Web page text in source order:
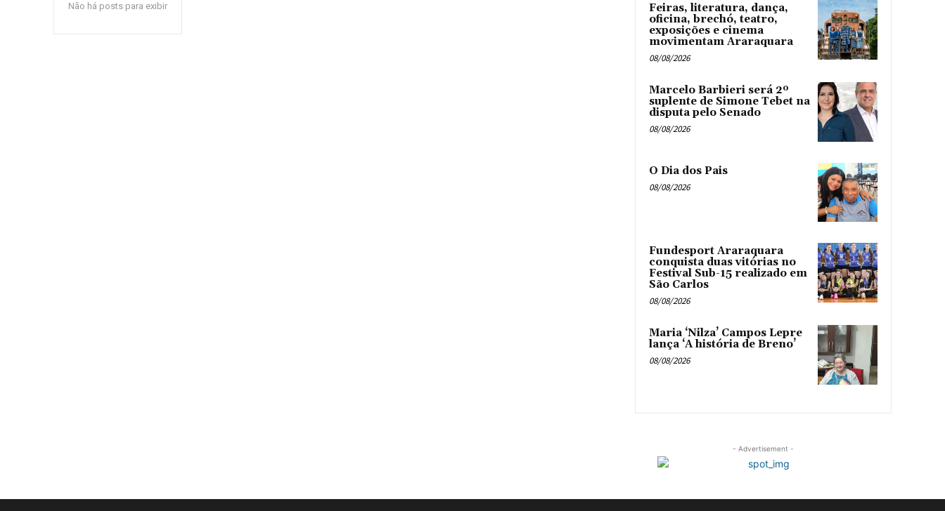
Não há posts para exibir
Feiras, literatura, dança,
oficina, brechó, teatro,
exposições e cinema
movimentam Araraquara
08/08/2026
Marcelo Barbieri será 2º
suplente de Simone Tebet na
disputa pelo Senado
08/08/2026
O Dia dos Pais
08/08/2026
Fundesport Araraquara
conquista duas vitórias no
Festival Sub-15 realizado em
São Carlos
08/08/2026
Maria ‘Nilza’ Campos Lepre
lança ‘A história de Breno’
08/08/2026
- Advertisement -